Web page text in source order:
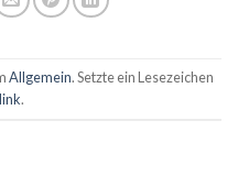
Allgemein. Setzte ein Lesezeichen
.